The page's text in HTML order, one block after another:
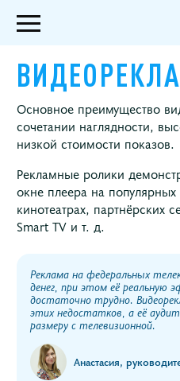
Основное преимущество
сочетании наглядности,
низкой стоимости показов.
Рекламные ролики
окне плеера на
кинотеатрах, партнёрских
Smart TV и т. д.
Реклама на федеральных
денег, при этом её реальную
достаточно трудно.
этих недостатков, а её
размеру с телевизионной.
Анастасия,